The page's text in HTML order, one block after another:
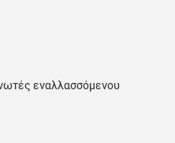
εναλλασσόμενου